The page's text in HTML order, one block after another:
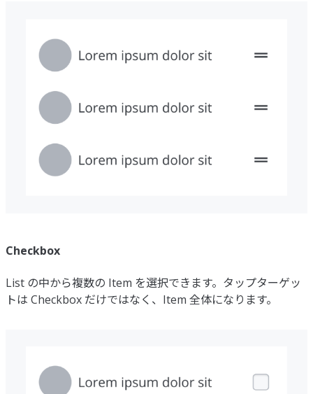
Checkbox
List の中から複数の Item を選択できます。タップターゲッ
トは Checkbox だけではなく、Item 全体になります。